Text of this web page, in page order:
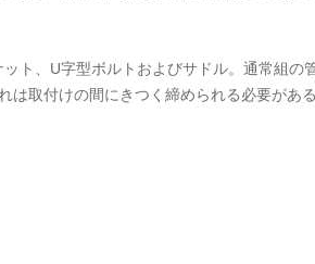
ト、U字型ボルトおよびサドル。通常組の
は取付けの間にきつく締められる必要があ